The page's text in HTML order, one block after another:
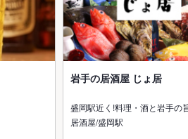
岩手の居酒屋 じょ居
盛岡駅近く!料理・酒と岩手の
居酒屋/盛岡駅